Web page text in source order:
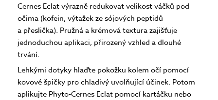
Cernes Eclat výrazně redukovat velikost váčků pod
očima (kofein, výtažek ze sójových peptidů
a přeslička). Pružná a krémová textura zajišťuje
jednoduchou aplikaci, přirozený vzhled a dlouhé
trvání.
Lehkými dotyky hlaďte pokožku kolem očí pomocí
kovové špičky pro chladivý uvolňující účinek. Potom
aplikujte Phyto-Cernes Eclat pomocí kartáčku nebo